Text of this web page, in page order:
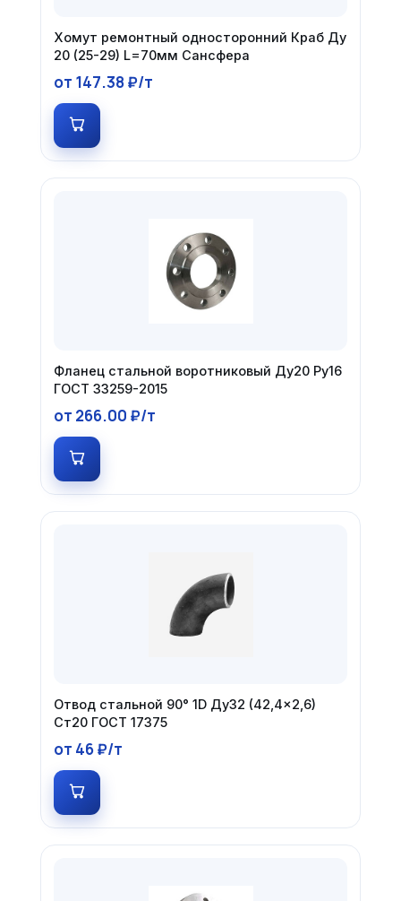
Хомут ремонтный односторонний Краб Ду
20 (25-29) L=70мм Сансфера
от 147.38 ₽/т
Фланец стальной воротниковый Ду20 Ру16
ГОСТ 33259-2015
от 266.00 ₽/т
Отвод стальной 90° 1D Ду32 (42,4×2,6)
Ст20 ГОСТ 17375
от 46 ₽/т